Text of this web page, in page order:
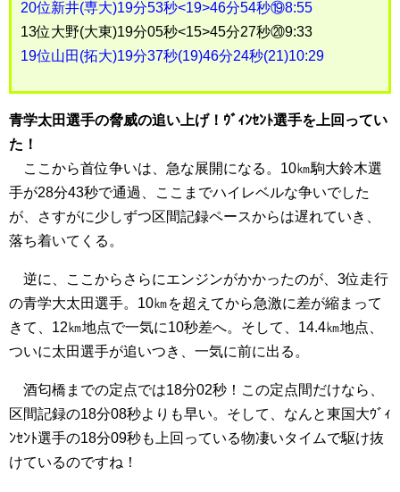
20位新井(専大)19分53秒<19>46分54秒⑲8:55
13位大野(大東)19分05秒<15>45分27秒⑳9:33
19位山田(拓大)19分37秒(19)46分24秒(21)10:29
青学太田選手の脅威の追い上げ！ｳﾞｨﾝｾﾝﾄ選手を上回ってい
た！
ここから首位争いは、急な展開になる。10㎞駒大鈴木選
手が28分43秒で通過、ここまでハイレベルな争いでした
が、さすがに少しずつ区間記録ペースからは遅れていき、
落ち着いてくる。
逆に、ここからさらにエンジンがかかったのが、3位走行
の青学大太田選手。10㎞を超えてから急激に差が縮まって
きて、12㎞地点で一気に10秒差へ。そして、14.4㎞地点、
ついに太田選手が追いつき、一気に前に出る。
酒匂橋までの定点では18分02秒！この定点間だけなら、
区間記録の18分08秒よりも早い。そして、なんと東国大ｳﾞｨ
ﾝｾﾝﾄ選手の18分09秒も上回っている物凄いタイムで駆け抜
けているのですね！